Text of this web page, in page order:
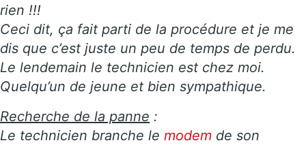
rien !!!
Ceci dit, ça fait parti de la procédure et je me
dis que c’est juste un peu de temps de perdu.
Le lendemain le technicien est chez moi.
Quelqu’un de jeune et bien sympathique.
Recherche de la panne :
Le technicien branche le modem de son